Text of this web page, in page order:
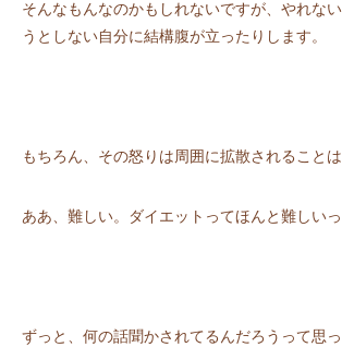
そんなもんなのかもしれないですが、やれな
うとしない⾃分に結構腹が⽴ったりします。
もちろん、その怒りは周囲に拡散されることは
ああ、難しい。ダイエットってほんと難しいっ
ずっと、何の話聞かされてるんだろうって思